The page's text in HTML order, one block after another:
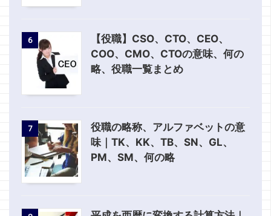
6
【役職】CSO、CTO、CEO、
COO、CMO、CTOの意味、何の
略、役職一覧まとめ
7
役職の略称、アルファベットの意
味｜TK、KK、TB、SN、GL、
PM、SM、何の略